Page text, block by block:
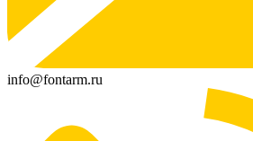
info@fontarm.ru